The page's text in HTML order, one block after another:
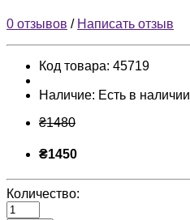
0 отзывов / Написать отзыв
Код товара: 45719
Наличие: Есть в наличии
₴1480
₴1450
Количество: